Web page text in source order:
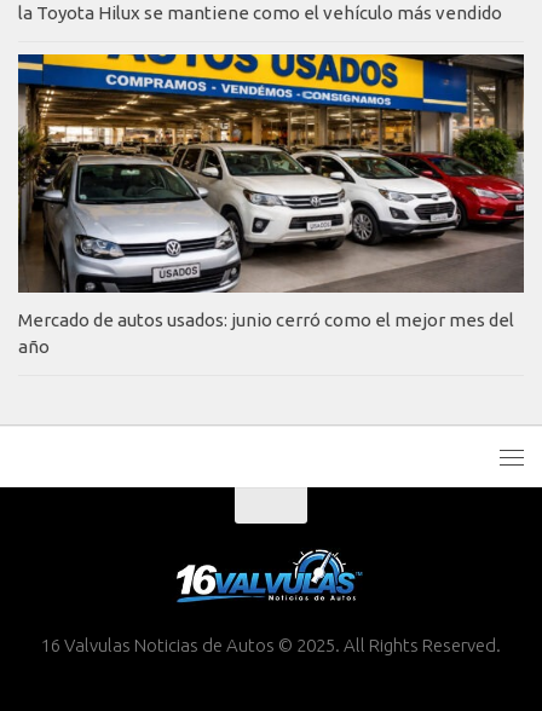
la Toyota Hilux se mantiene como el vehículo más vendido
Mercado de autos usados: junio cerró como el mejor mes del
año
16 Valvulas Noticias de Autos © 2025. All Rights Reserved.